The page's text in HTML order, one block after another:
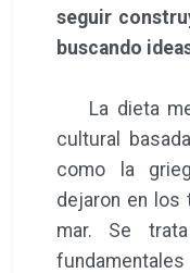
seguir
buscando
La dieta
cultural
como la
dejaron en los
mar. Se